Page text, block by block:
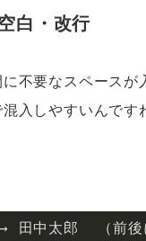
白・改行
不要なスペース
入しやすいんです